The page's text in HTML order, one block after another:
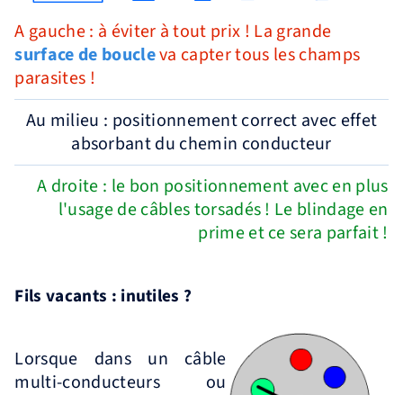
A gauche : à éviter à tout prix ! La grande
surface de boucleva capter tous les champs
parasites !
Au milieu : positionnement correct avec effet
absorbant du chemin conducteur
A droite : le bon positionnement avec en plus
l'usage de câbles torsadés ! Le blindage en
prime et ce sera parfait !
Fils vacants : inutiles ?
Lorsque dans un câble
multi-conducteurs ou